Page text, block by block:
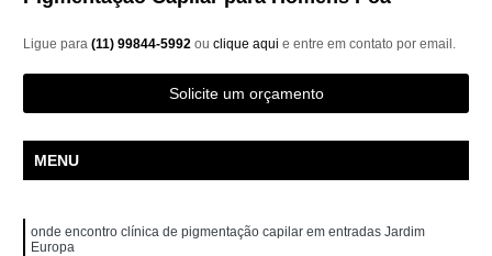
Ligue para(11) 99844-5992ouclique aqui e entre em contato por email.
Solicite um orçamento
MENU
onde encontro clínica de pigmentação capilar em entradas Jardim
Europa